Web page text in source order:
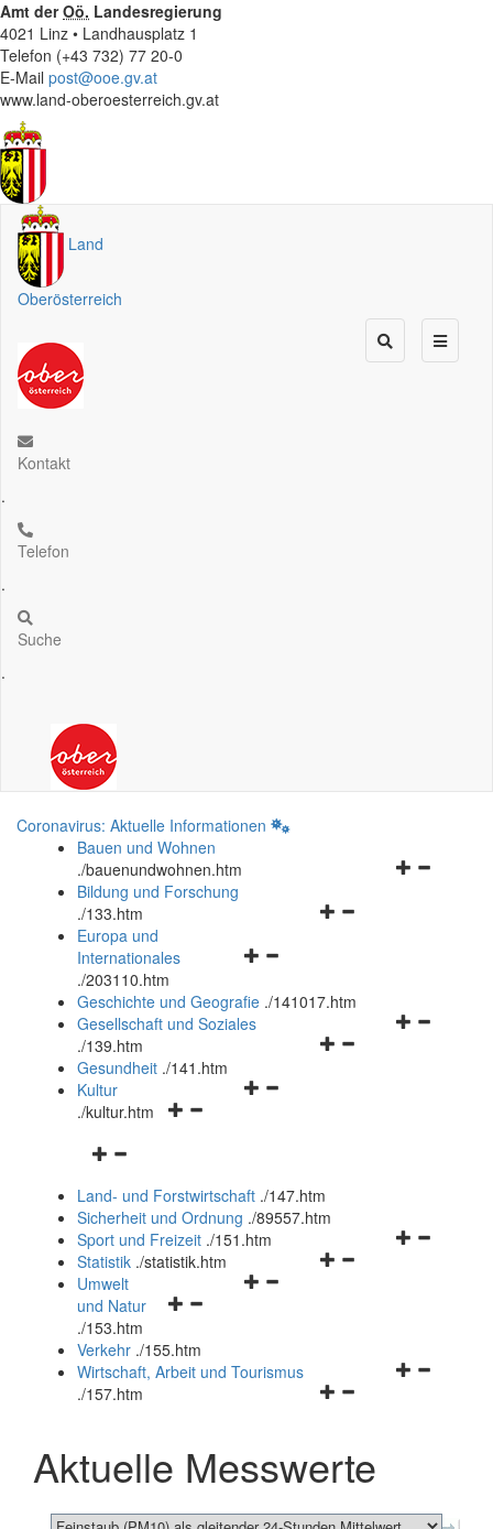
Amt derOö. Landesregierung
4021 Linz • Landhausplatz 1
Telefon (+43 732) 77 20-0
E-Mail post@ooe.gv.at
www.land-oberoesterreich.gv.at
Land
Oberösterreich
Kontakt
.
Telefon
.
Suche
.
Coronavirus: Aktuelle Informationen
Bauen und Wohnen
./bauenundwohnen.htm
Navigationsmenü
Bildung und Forschung
./133.htm
Navigationsmenü
und
schließen
Europa und
Internationales
./203110.htm
Geschichte und Geografie ./141017.htm
Navigationsmenü
Gesellschaft und Soziales
./139.htm
Navigationsmenü
Gesundheit ./141.htm
Navigationsmenü
Kultur
./kultur.htm
Navigationsmenü
und
schließen
Land- und Forstwirtschaft ./147.htm
Sicherheit und Ordnung ./89557.htm
Navigationsmenü
Sport und Freizeit ./151.htm
Navigationsmenü
Statistik ./statistik.htm
Navigationsmenü
und
schließen
Umwelt
und Natur
./153.htm
Verkehr ./155.htm
Navigationsmenü
schließen
Wirtschaft, Arbeit und Tourismus
./157.htm
Aktuelle Messwerte